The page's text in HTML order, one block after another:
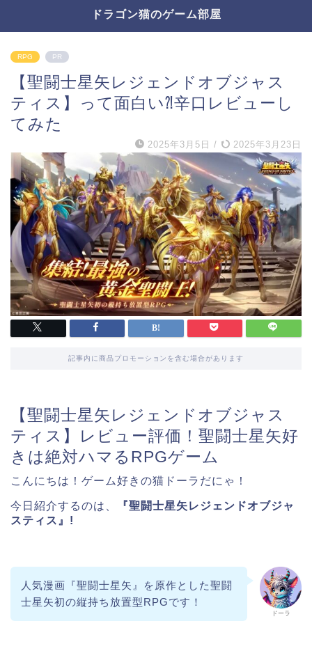
ドラゴン猫のゲーム部屋
RPG PR
【聖闘士星矢レジェンドオブジャス
ティス】って面白い⁈辛口レビューし
てみた
2025年3月5日 / 2025年3月23日
記事内に商品プロモーションを含む場合があります
【聖闘士星矢レジェンドオブジャス
ティス】レビュー評価！聖闘士星矢好
きは絶対ハマるRPGゲーム
こんにちは！ゲーム好きの猫ドーラだにゃ！
今日紹介するのは、
『聖闘士星矢レジェンドオブジャ
スティス』!
ドーラ
人気漫画『聖闘士星矢』を原作とした聖闘
士星矢初の縦持ち放置型RPGです！